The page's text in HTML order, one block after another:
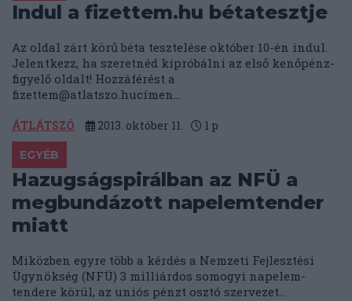
Indul a fizettem.hu bétatesztje
Az oldal zárt körű béta tesztelése október 10-én indul.
Jelentkezz, ha szeretnéd kipróbálni az első kenőpénz-
figyelő oldalt! Hozzáférést a
fizettem@atlatszo.hucímen...
ÁTLÁTSZÓ 2013. október 11. 1 p
EGYÉB
Hazugságspirálban az NFÜ a
megbundázott napelemtender
miatt
Miközben egyre több a kérdés a Nemzeti Fejlesztési
Ügynökség (NFÜ) 3 milliárdos somogyi napelem-
tendere körül, az uniós pénzt osztó szervezet...